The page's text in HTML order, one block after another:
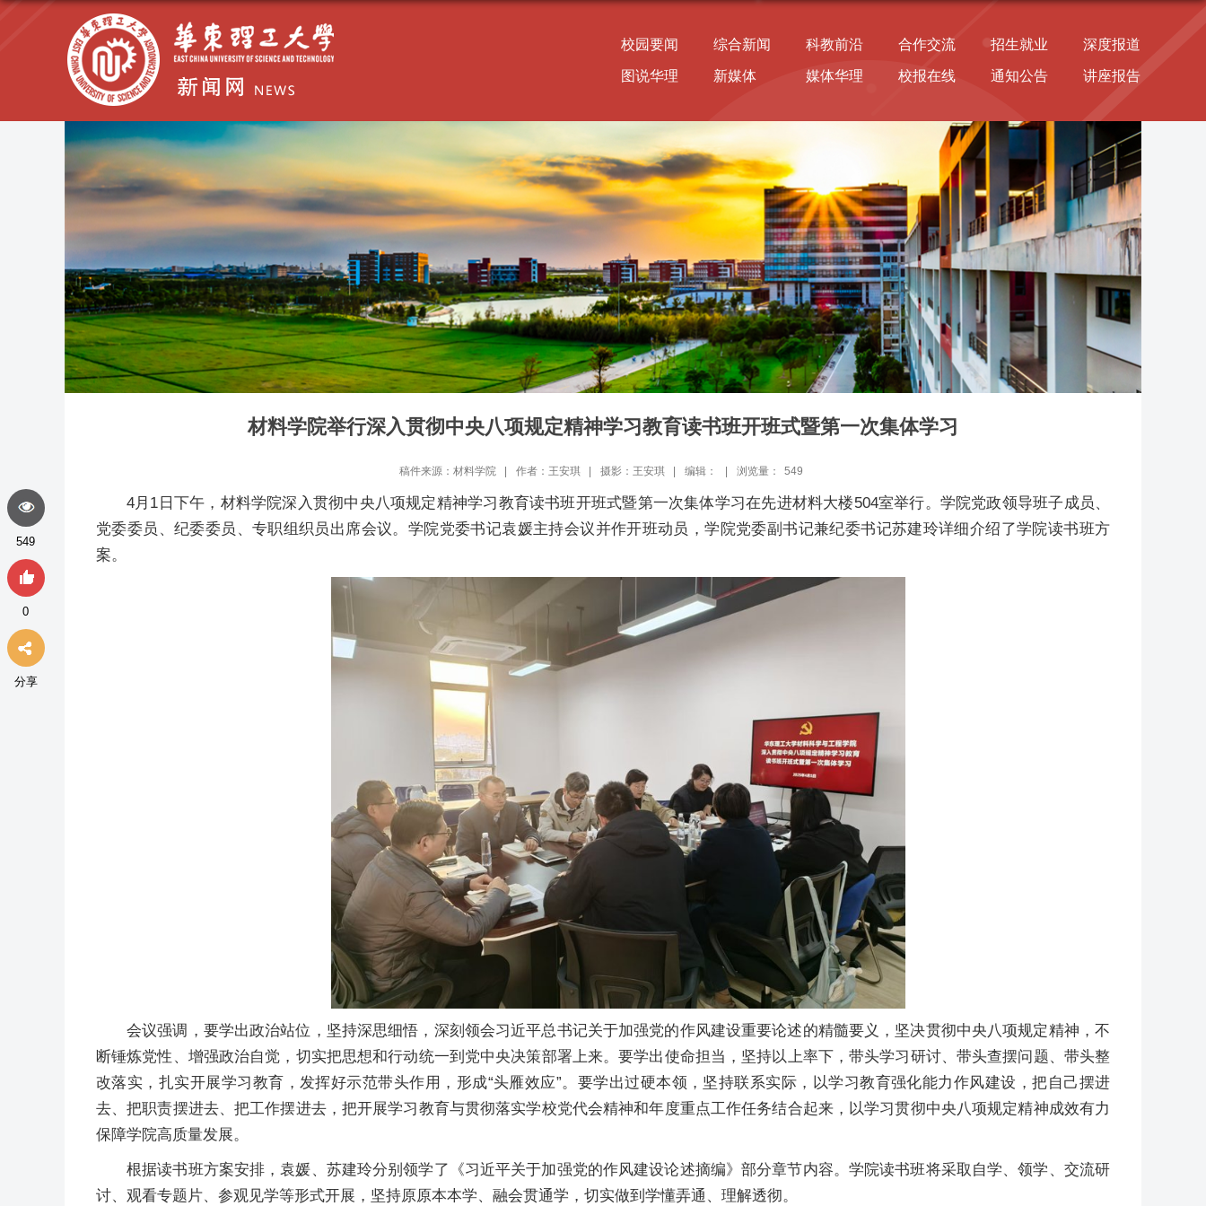
校园要闻 综合新闻 科教前沿 合作交流 招生就业 深度报道
图说华理 新媒体 媒体华理 校报在线 通知公告 讲座报告
材料学院举行深入贯彻中央八项规定精神学习教育读书班开班式暨第一次集体学习
稿件来源：材料学院 | 作者：王安琪 | 摄影：王安琪 | 编辑： | 浏览量： 549
4月1日下午，材料学院深入贯彻中央八项规定精神学习教育读书班开班式暨第一次集体学习在先进材料大楼504室举行。学院党政领导班子成员、
党委委员、纪委委员、专职组织员出席会议。学院党委书记袁媛主持会议并作开班动员，学院党委副书记兼纪委书记苏建玲详细介绍了学院读书班方
案。
会议强调，要学出政治站位，坚持深思细悟，深刻领会习近平总书记关于加强党的作风建设重要论述的精髓要义，坚决贯彻中央八项规定精神，不
断锤炼党性、增强政治自觉，切实把思想和行动统一到党中央决策部署上来。要学出使命担当，坚持以上率下，带头学习研讨、带头查摆问题、带头整
改落实，扎实开展学习教育，发挥好示范带头作用，形成“头雁效应”。要学出过硬本领，坚持联系实际，以学习教育强化能力作风建设，把自己摆进
去、把职责摆进去、把工作摆进去，把开展学习教育与贯彻落实学校党代会精神和年度重点工作任务结合起来，以学习贯彻中央八项规定精神成效有力
保障学院高质量发展。
根据读书班方案安排，袁媛、苏建玲分别领学了《习近平关于加强党的作风建设论述摘编》部分章节内容。学院读书班将采取自学、领学、交流研
讨、观看专题片、参观见学等形式开展，坚持原原本本学、融会贯通学，切实做到学懂弄通、理解透彻。
549
0
分享